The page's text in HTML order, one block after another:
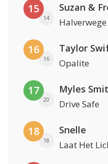
15
14
Suzan &
Halverwege
16
16
Taylor
Opalite
17
20
Myles
Drive Safe
18
18
Snelle
Laat Het